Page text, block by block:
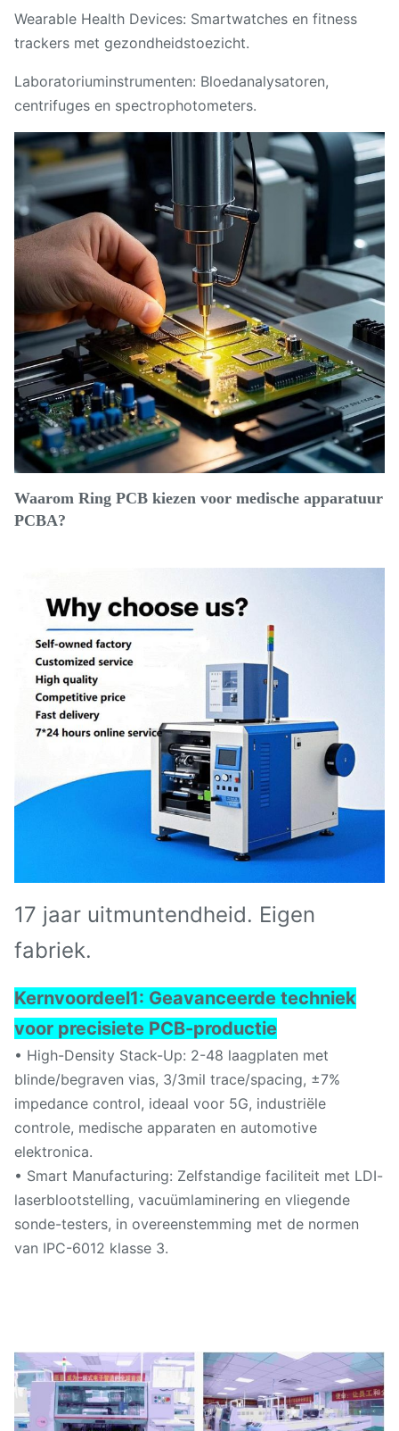
Wearable Health Devices: Smartwatches en fitness
trackers met gezondheidstoezicht.
Laboratoriuminstrumenten: Bloedanalysatoren,
centrifuges en spectrophotometers.
Waarom Ring PCB kiezen voor medische apparatuur
PCBA?
17 jaar uitmuntendheid. Eigen
fabriek.
Kernvoordeel1: Geavanceerde techniek
voor precisiete PCB-productie
• High-Density Stack-Up: 2-48 laagplaten met
blinde/begraven vias, 3/3mil trace/spacing, ±7%
impedance control, ideaal voor 5G, industriële
controle, medische apparaten en automotive
elektronica.
• Smart Manufacturing: Zelfstandige faciliteit met LDI-
laserblootstelling, vacuümlaminering en vliegende
sonde-testers, in overeenstemming met de normen
van IPC-6012 klasse 3.